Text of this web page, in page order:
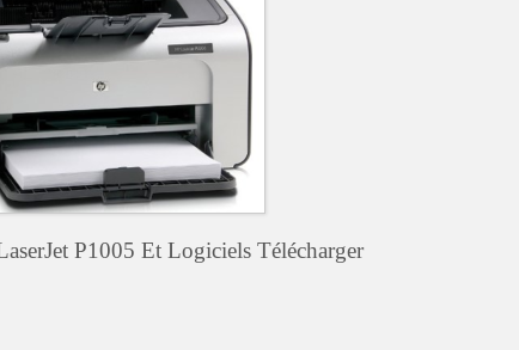
P1005 Et Logiciels Télécharger